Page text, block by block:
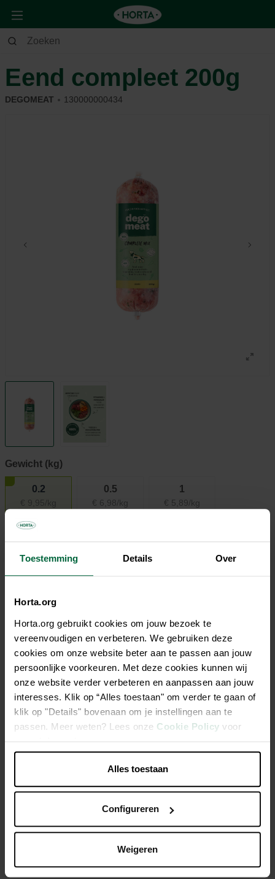
Toestemming Details Over
Horta.org
Horta.org gebruikt cookies om jouw bezoek te
vereenvoudigen en verbeteren. We gebruiken deze
cookies om onze website beter aan te passen aan jouw
persoonlijke voorkeuren. Met deze cookies kunnen wij
onze website verder verbeteren en aanpassen aan jouw
interesses. Klik op “Alles toestaan" om verder te gaan of
klik op "Details" bovenaan om je instellingen aan te
passen. Meer weten? Lees onze Cookie Policy voor
meer informatie.
Alles toestaan
Configureren
Weigeren
Dier Hond
Eend compleet 200g
DEGOMEAT 130000000434
Gewicht (kg)
0.2
€ 9,95/kg
0.5
€ 6,98/kg
1
€ 5,89/kg
Niet elke winkel heeft hetzelfde assortiment
Diepvriesvlees hond & kat
Verse grondstoffen
100% Belgisch
Breed assortiment
Productspecificaties